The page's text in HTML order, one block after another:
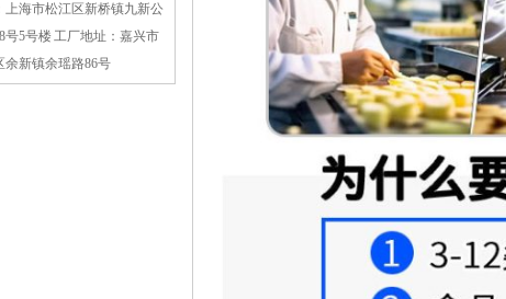
上海市松江区新桥镇九新公
号5号楼 工厂地址：嘉兴市
余新镇余瑶路86号